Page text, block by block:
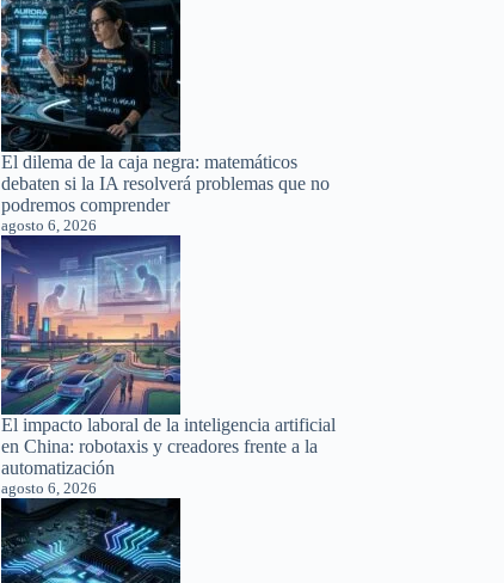
El dilema de la caja negra: matemáticos
debaten si la IA resolverá problemas que no
podremos comprender
agosto 6, 2026
El impacto laboral de la inteligencia artificial
en China: robotaxis y creadores frente a la
automatización
agosto 6, 2026